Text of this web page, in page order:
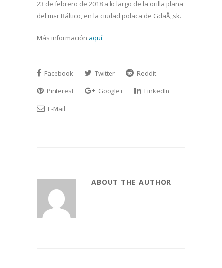
23 de febrero de 2018 a lo largo de la orilla plana
del mar Báltico, en la ciudad polaca de GdaÅ„sk.
Más información aquí
Facebook Twitter
Reddit
Pinterest
Google+
LinkedIn
E-Mail
ABOUT THE AUTHOR